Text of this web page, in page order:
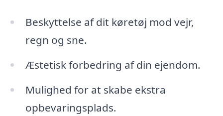
Beskyttelse af dit køretøj mod vejr,
regn og sne.
Æstetisk forbedring af din ejendom.
Mulighed for at skabe ekstra
opbevaringsplads.